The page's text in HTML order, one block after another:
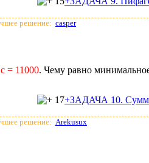
решение: casper
= 11000. Чему равно
17+ЗАДАЧА 10.
решение: Arekusux